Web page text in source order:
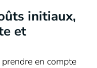
initiaux,
et
en compte